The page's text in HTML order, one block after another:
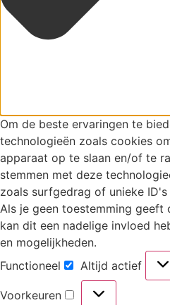
Om de beste ervaringen te
technologieën zoals cookies
apparaat op te slaan en/of te
stemmen met deze
zoals surfgedrag of unieke
Als je geen toestemming
kan dit een nadelige invloed
en mogelijkheden.
Functioneel
Altijd actief
Voorkeuren